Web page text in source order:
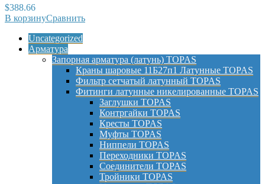
$388.66
В корзинуСравнить
Uncategorized
Арматура
Запорная арматура (латунь) TOPAS
Краны шаровые 11Б27п1 Латунные TOPAS
Фильтр сетчатый латунный TOPAS
Фитинги латунные никелированные TOPAS
Заглушки TOPAS
Контргайки TOPAS
Кресты TOPAS
Муфты TOPAS
Ниппели TOPAS
Переходники TOPAS
Соединители TOPAS
Тройники TOPAS